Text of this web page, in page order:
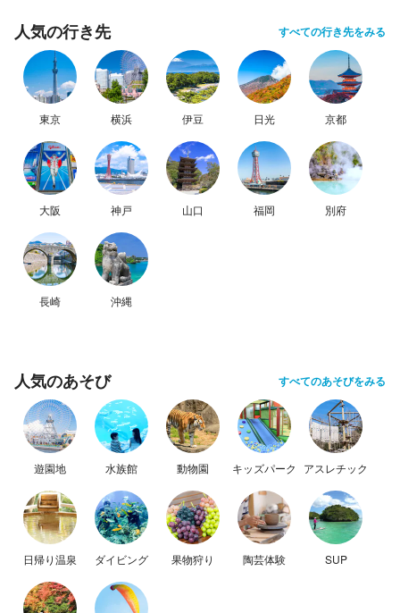
人気の行き先 すべての行き先をみる
東京 横浜 伊豆 日光 京都
大阪 神戸 山口 福岡 別府
長崎 沖縄
人気のあそび すべてのあそびをみる
遊園地 水族館 動物園 キッズパーク アスレチック
日帰り温泉 ダイビング 果物狩り 陶芸体験 SUP